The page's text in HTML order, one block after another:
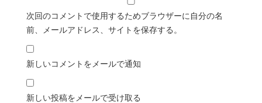
次回のコメントで使用するためブラウザーに自分の名
前、メールアドレス、サイトを保存する。
新しいコメントをメールで通知
新しい投稿をメールで受け取る